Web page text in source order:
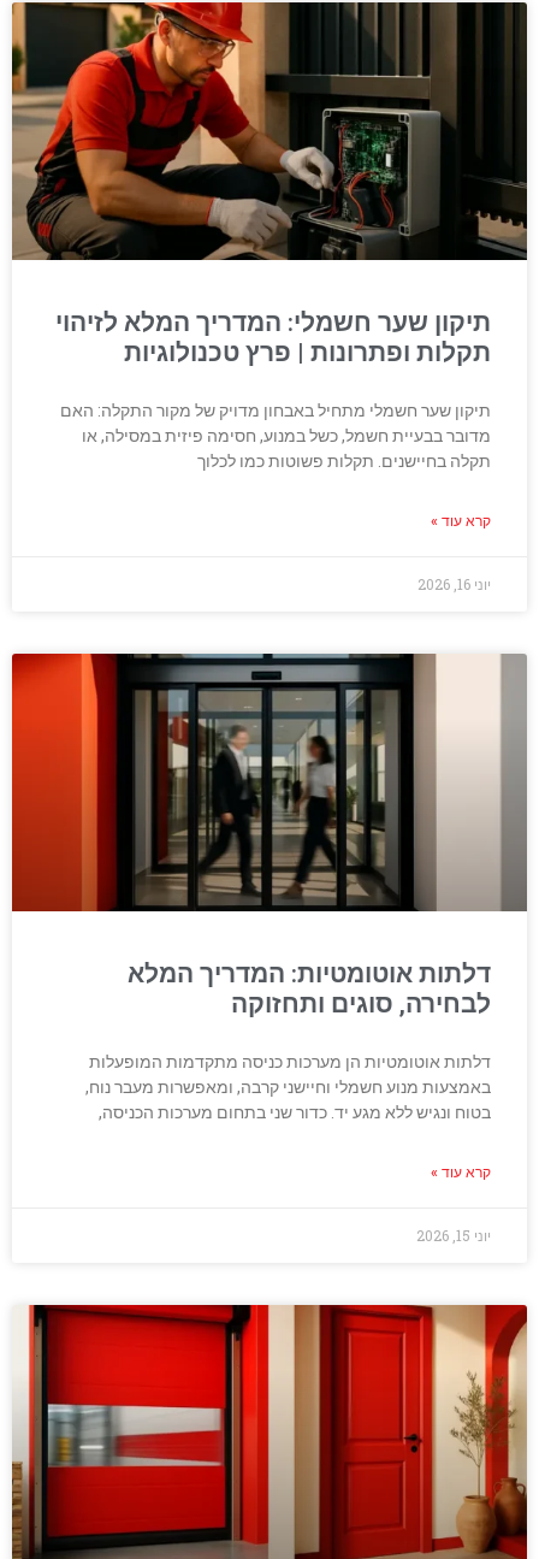
תיקון שער חשמלי: המדריך המלא לזיהוי
תקלות ופתרונות | פרץ טכנולוגיות
תיקון שער חשמלי מתחיל באבחון מדויק של מקור התקלה: האם
מדובר בבעיית חשמל, כשל במנוע, חסימה פיזית במסילה, או
תקלה בחיישנים. תקלות פשוטות כמו לכלוך
קרא עוד »
יוני 16, 2026
דלתות אוטומטיות: המדריך המלא
לבחירה, סוגים ותחזוקה
דלתות אוטומטיות הן מערכות כניסה מתקדמות המופעלות
באמצעות מנוע חשמלי וחיישני קרבה, ומאפשרות מעבר נוח,
בטוח ונגיש ללא מגע יד. כדור שני בתחום מערכות הכניסה,
קרא עוד »
יוני 15, 2026